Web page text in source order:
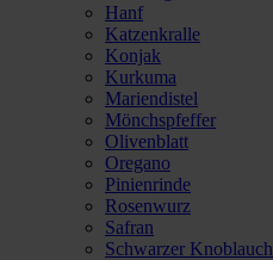
Hanf
Katzenkralle
Konjak
Kurkuma
Mariendistel
Mönchspfeffer
Olivenblatt
Oregano
Pinienrinde
Rosenwurz
Safran
Schwarzer Knoblauch